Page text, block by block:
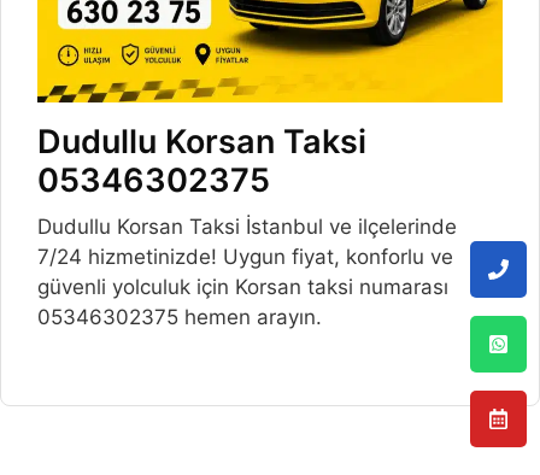
Dudullu Korsan Taksi
05346302375
Dudullu Korsan Taksi İstanbul ve ilçelerinde
7/24 hizmetinizde! Uygun fiyat, konforlu ve
güvenli yolculuk için Korsan taksi numarası
05346302375 hemen arayın.